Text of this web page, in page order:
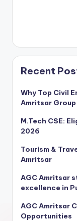
Recent
Why Top Civil
Amritsar
M.Tech CSE:
2026
Tourism &
Amritsar
AGC Amritsar
excellence in
AGC Amritsar
Opportunities